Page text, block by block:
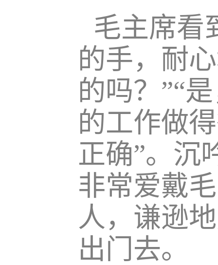
毛主席看
的手，耐
的吗？”“
的工作做
正确”。沉
非常爱戴
人，谦逊
出门去。